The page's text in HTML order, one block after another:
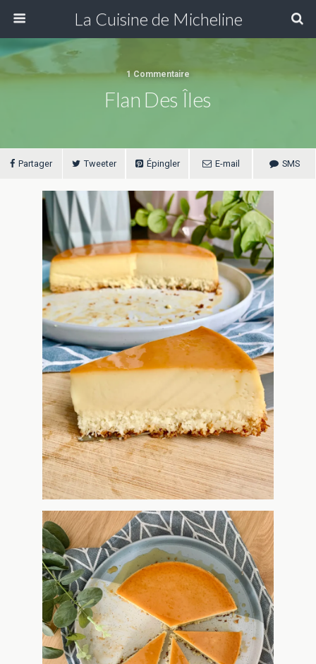
La Cuisine de Micheline
1 Commentaire
Flan Des Îles
Partager Tweeter Épingler E-mail SMS